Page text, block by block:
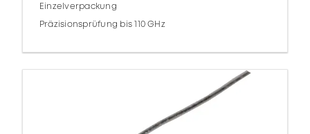
Einzelverpackung
Präzisionsprüfung bis 110 GHz